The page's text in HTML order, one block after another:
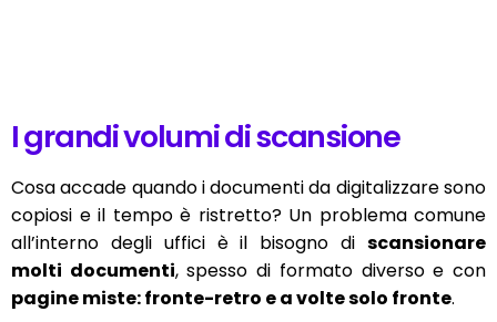
I grandi volumi di scansione
Cosa accade quando i documenti da digitalizzare sono
copiosi e il tempo è ristretto? Un problema comune
all’interno degli uffici è il bisogno di scansionare
molti documenti, spesso di formato diverso e con
pagine miste: fronte-retro e a volte solo fronte.